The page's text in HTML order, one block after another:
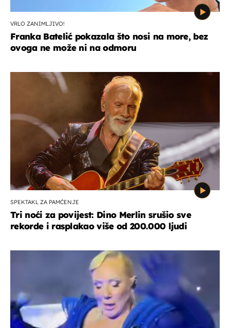
VRLO ZANIMLJIVO!
Franka Batelić pokazala što nosi na more, bez
ovoga ne može ni na odmoru
SPEKTAKL ZA PAMĆENJE
Tri noći za povijest: Dino Merlin srušio sve
rekorde i rasplakao više od 200.000 ljudi